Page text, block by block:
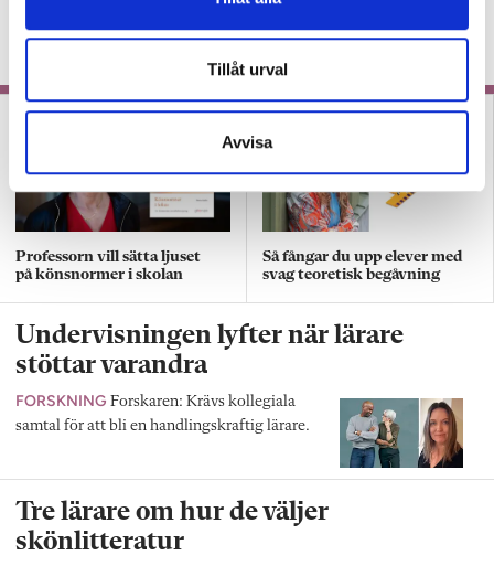
Tillåt urval
Avvisa
KRÖNIKA”Det var närmast en chock att för
Professorn vill sätta ljuset
på könsnormer i skolan
Så fångar du upp elever med
svag teoretisk begåvning
Undervisningen lyfter när lärare
stöttar varandra
FORSKNING Forskaren: Krävs kollegiala
samtal för att bli en handlingskraftig lärare.
Tre lärare om hur de väljer
skönlitteratur